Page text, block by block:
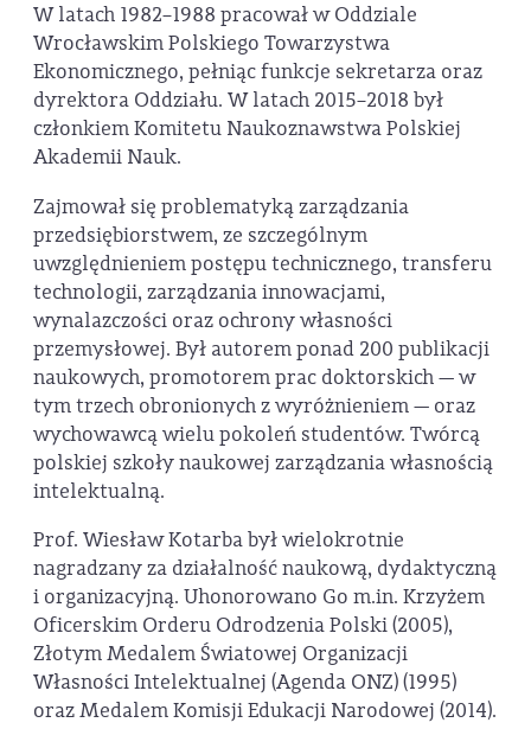
W latach 1982–1988 pracował w Oddziale
Wrocławskim Polskiego Towarzystwa
Ekonomicznego, pełniąc funkcje sekretarza oraz
dyrektora Oddziału. W latach 2015–2018 był
członkiem Komitetu Naukoznawstwa Polskiej
Akademii Nauk.
Zajmował się problematyką zarządzania
przedsiębiorstwem, ze szczególnym
uwzględnieniem postępu technicznego, transferu
technologii, zarządzania innowacjami,
wynalazczości oraz ochrony własności
przemysłowej. Był autorem ponad 200 publikacji
naukowych, promotorem prac doktorskich — w
tym trzech obronionych z wyróżnieniem — oraz
wychowawcą wielu pokoleń studentów. Twórcą
polskiej szkoły naukowej zarządzania własnością
intelektualną.
Prof. Wiesław Kotarba był wielokrotnie
nagradzany za działalność naukową, dydaktyczną
i organizacyjną. Uhonorowano Go m.in. Krzyżem
Oficerskim Orderu Odrodzenia Polski (2005),
Złotym Medalem Światowej Organizacji
Własności Intelektualnej (Agenda ONZ) (1995)
oraz Medalem Komisji Edukacji Narodowej (2014).